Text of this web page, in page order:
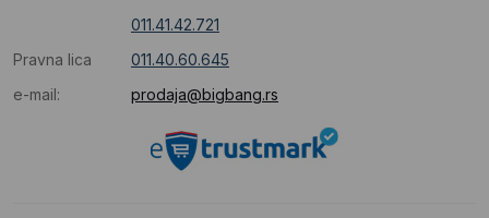
011.41.42.721
Pravna lica
011.40.60.645
e-mail:
prodaja@bigbang.rs